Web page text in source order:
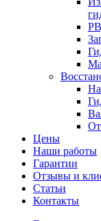
Цены
Наши работы
Гарантии
Отзывы и
Статьи
Контакты